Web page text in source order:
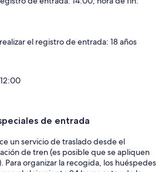
el registro de entrada: 18 años
de entrada
un servicio de traslado desde el
de tren (es posible que se apliquen
Para organizar la recogida, los huéspedes